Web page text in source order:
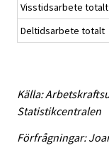
Visstidsarbete totalt
Deltidsarbete totalt
Källa:
Statistikcentralen
Förfrågningar: